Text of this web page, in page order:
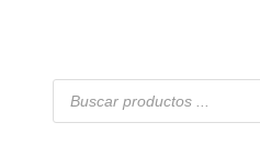
Búsqueda
de
productos